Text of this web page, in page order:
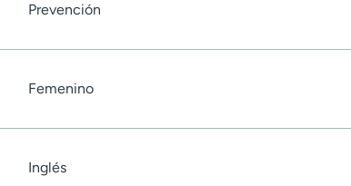
Prevención
Femenino
Inglés